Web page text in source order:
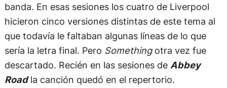
banda. En esas sesiones los cuatro de Liverpool
hicieron cinco versiones distintas de este tema al
que todavía le faltaban algunas líneas de lo que
sería la letra final. Pero Something otra vez fue
descartado. Recién en las sesiones de Abbey
Roadla canción quedó en el repertorio.